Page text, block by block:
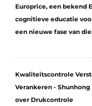
Europrice, een bekend
cognitieve educatie
een nieuwe fase van
Kwaliteitscontrole
Verankeren -
over Drukcontrole